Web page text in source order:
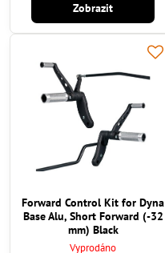
Zobrazit
Forward Control Kit for Dyna
Base Alu, Short Forward (-32
mm) Black
Vyprodáno